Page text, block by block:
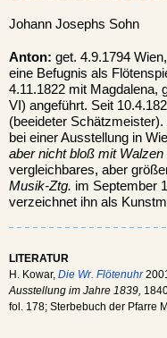
Johann Josephs Sohn
Anton: get. 4.9.1794
eine Befugnis als
4.11.1822 mit Magdalena,
VI) angeführt. Seit
(beeideter
bei einer Ausstellung in
aber nicht bloß mit
vergleichbares, aber
Musik-Ztg. im September
verzeichnet ihn als
LITERATUR
H. Kowar, Die Wr. Flötenuhr
Ausstellung im Jahre 1839,
fol. 178; Sterbebuch der Pfarre